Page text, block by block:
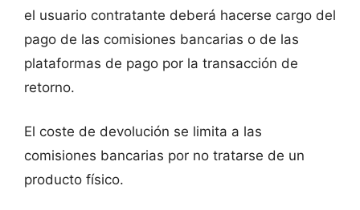
el usuario contratante deberá hacerse cargo del
pago de las comisiones bancarias o de las
plataformas de pago por la transacción de
retorno.
El coste de devolución se limita a las
comisiones bancarias por no tratarse de un
producto físico.